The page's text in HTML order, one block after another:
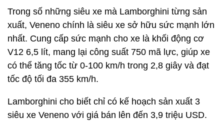
Trong số những siêu xe mà Lamborghini từng sản
xuất, Veneno chính là siêu xe sở hữu sức mạnh lớn
nhất. Cung cấp sức mạnh cho xe là khối động cơ
V12 6,5 lít, mang lại công suất 750 mã lực, giúp xe
có thể tăng tốc từ 0-100 km/h trong 2,8 giây và đạt
tốc độ tối đa 355 km/h.
Lamborghini cho biết chỉ có kế hoạch sản xuất 3
siêu xe Veneno với giá bán lên đến 3,9 triệu USD.